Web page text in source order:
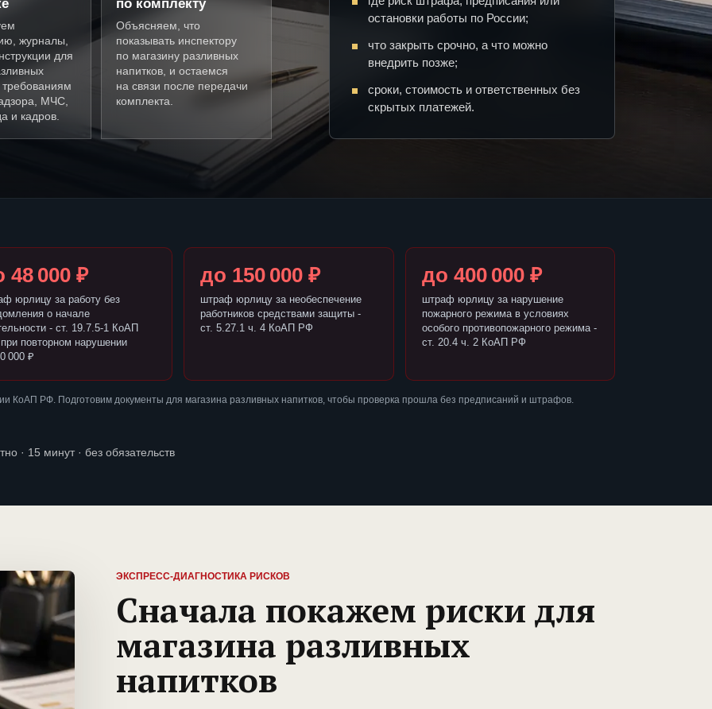
журналы,
для
требованиям
МЧС,
и кадров.
по комплекту
Объясняем, что
показывать инспектору
по магазину разливных
напитков, и остаемся
на связи после передачи
комплекта.
остановки работы по России;
что закрыть срочно, а что можно
внедрить позже;
сроки, стоимость и ответственных без
скрытых платежей.
48 000 ₽
юрлицу за работу без
о начале
- ст. 19.7.5-1 КоАП
повторном нарушении
000 ₽
до 150 000 ₽
штраф юрлицу за необеспечение
работников средствами защиты -
ст. 5.27.1 ч. 4 КоАП РФ
до 400 000 ₽
штраф юрлицу за нарушение
пожарного режима в условиях
особого противопожарного режима -
ст. 20.4 ч. 2 КоАП РФ
КоАП РФ. Подготовим документы для магазина разливных напитков, чтобы проверка прошла без предписаний и штрафов.
· 15 минут · без обязательств
ЭКСПРЕСС-ДИАГНОСТИКА РИСКОВ
Сначала покажем риски для
магазина разливных
напитков